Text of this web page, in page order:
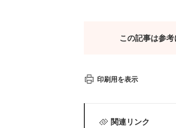
この記事は参
印刷用を表示
関連リンク